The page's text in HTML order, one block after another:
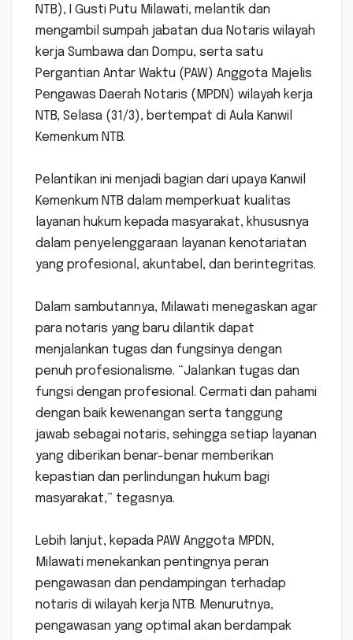
NTB), I Gusti Putu Milawati, melantik dan
mengambil sumpah jabatan dua Notaris wilayah
kerja Sumbawa dan Dompu, serta satu
Pergantian Antar Waktu (PAW) Anggota Majelis
Pengawas Daerah Notaris (MPDN) wilayah kerja
NTB, Selasa (31/3), bertempat di Aula Kanwil
Kemenkum NTB.
‎Pelantikan ini menjadi bagian dari upaya Kanwil
Kemenkum NTB dalam memperkuat kualitas
layanan hukum kepada masyarakat, khususnya
dalam penyelenggaraan layanan kenotariatan
yang profesional, akuntabel, dan berintegritas.
‎Dalam sambutannya, Milawati menegaskan agar
para notaris yang baru dilantik dapat
menjalankan tugas dan fungsinya dengan
penuh profesionalisme. “Jalankan tugas dan
fungsi dengan profesional. Cermati dan pahami
dengan baik kewenangan serta tanggung
jawab sebagai notaris, sehingga setiap layanan
yang diberikan benar-benar memberikan
kepastian dan perlindungan hukum bagi
masyarakat,” tegasnya.
‎Lebih lanjut, kepada PAW Anggota MPDN,
Milawati menekankan pentingnya peran
pengawasan dan pendampingan terhadap
notaris di wilayah kerja NTB. Menurutnya,
pengawasan yang optimal akan berdampak